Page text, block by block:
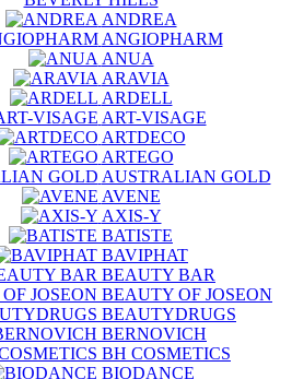
ANDREA
ANGIOPHARM
ANUA
ARAVIA
ARDELL
ART-VISAGE
ARTDECO
ARTEGO
AUSTRALIAN GOLD
AVENE
AXIS-Y
BATISTE
BAVIPHAT
BEAUTY BAR
BEAUTY OF JOSEON
BEAUTYDRUGS
BERNOVICH
BH COSMETICS
BIODANCE